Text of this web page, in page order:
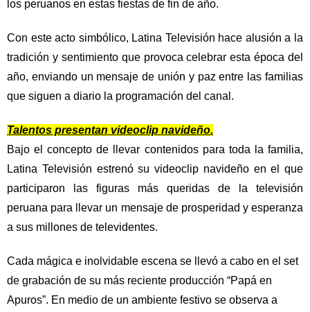
los peruanos en estas fiestas de fin de año.
Con este acto simbólico, Latina Televisión hace alusión a la
tradición y sentimiento que provoca celebrar esta época del
año, enviando un mensaje de unión y paz entre las familias
que siguen a diario la programación del canal.
Talentos presentan videoclip navideño.
Bajo el concepto de llevar contenidos para toda la familia,
Latina Televisión estrenó su videoclip navideño en el que
participaron las figuras más queridas de la televisión
peruana para llevar un mensaje de prosperidad y esperanza
a sus millones de televidentes.
Cada mágica e inolvidable escena se llevó a cabo en el set
de grabación de su más reciente producción “Papá en
Apuros”. En medio de un ambiente festivo se observa a